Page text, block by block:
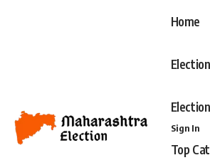
Home
Top
Sign In